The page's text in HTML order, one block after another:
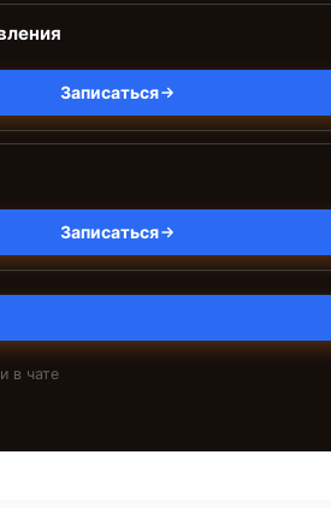
Записаться
Записаться
в чате